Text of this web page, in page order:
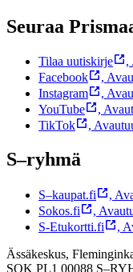
Seuraa
Tilaa uutiskirje ,
Facebook
,
Instagram
,
YouTube
,
TikTok
,
S–ryhmä
S–kaupat.fi ,
Sokos.fi
,
S-Etukortti.fi
,
Ässäkeskus,
SOK PL1 00088